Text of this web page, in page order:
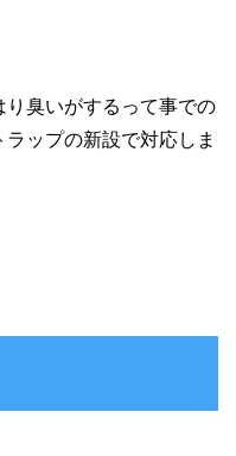
臭いがするって事での
ップの新設で対応しま